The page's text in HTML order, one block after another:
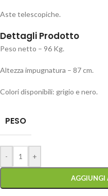
Aste telescopiche.
Dettagli Prodotto
Peso netto – 96 Kg.
Altezza impugnatura – 87 cm.
Colori disponibili: grigio e nero.
PESO
- +
AGGIUNGI